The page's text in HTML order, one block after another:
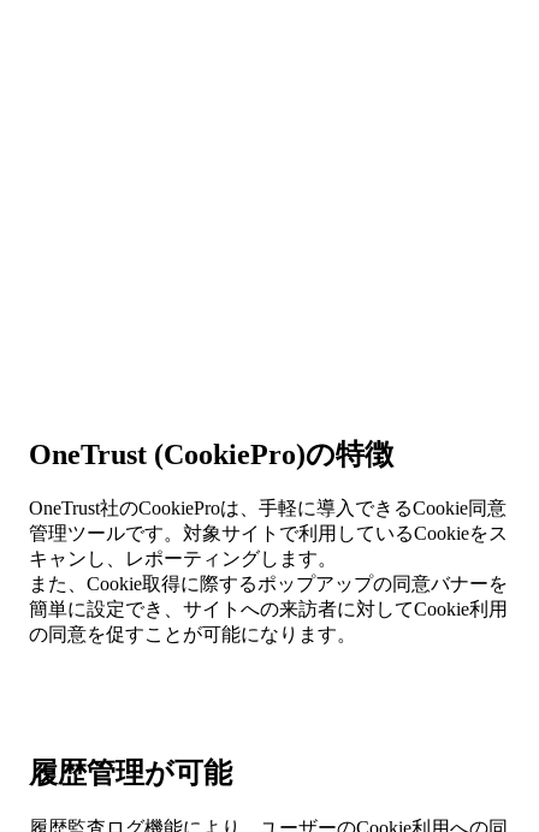
OneTrust (CookiePro)の特徴
OneTrust社のCookieProは、手軽に導入できるCookie同意
管理ツールです。対象サイトで利用しているCookieをス
キャンし、レポーティングします。
また、Cookie取得に際するポップアップの同意バナーを
簡単に設定でき、サイトへの来訪者に対してCookie利用
の同意を促すことが可能になります。
履歴管理が可能